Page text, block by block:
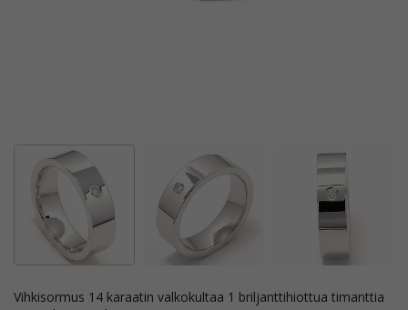
vihkisormus 14 karaatin valkokultaa 1 briljanttihiottua timanttia